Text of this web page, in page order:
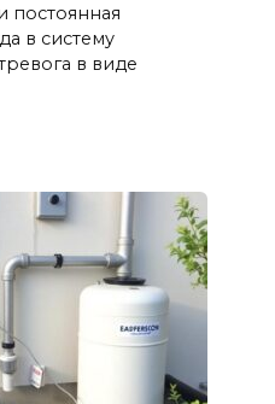
постоянная
в систему
в виде